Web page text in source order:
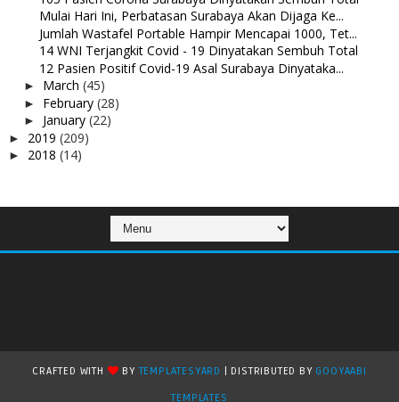
Mulai Hari Ini, Perbatasan Surabaya Akan Dijaga Ke...
Jumlah Wastafel Portable Hampir Mencapai 1000, Tet...
14 WNI Terjangkit Covid - 19 Dinyatakan Sembuh Total
12 Pasien Positif Covid-19 Asal Surabaya Dinyataka...
► March (45)
► February (28)
► January (22)
► 2019 (209)
► 2018 (14)
CRAFTED WITH BYTEMPLATESYARD | DISTRIBUTED BY GOOYAABI
TEMPLATES